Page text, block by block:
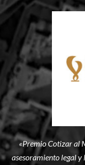
«Premio Cotizar al
asesoramiento legal